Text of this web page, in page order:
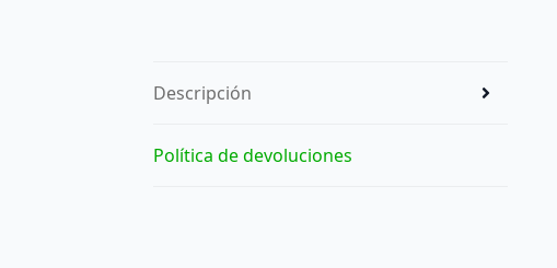
Descripción
Política de devoluciones